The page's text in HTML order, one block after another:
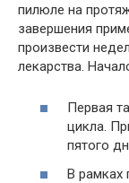
пилюле на
завершения
произвести
лекарства.
Первая
цикла.
пятого
В рамках